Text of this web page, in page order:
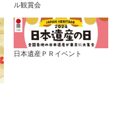
ル観賞会
日本遺産ＰＲイベント